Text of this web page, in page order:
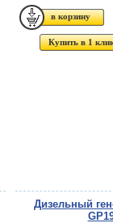
Купить в 1
Дизельный